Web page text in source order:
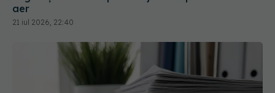
21 iul 2026, 22:40